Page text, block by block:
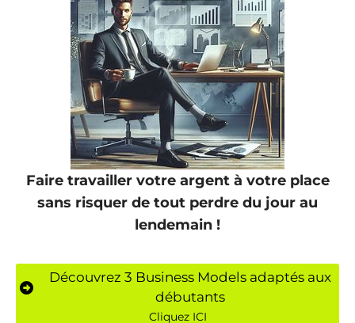
Faire travailler votre argent à votre place
sans risquer de tout perdre du jour au
lendemain !
Découvrez 3 Business Models adaptés aux
débutants
Cliquez ICI